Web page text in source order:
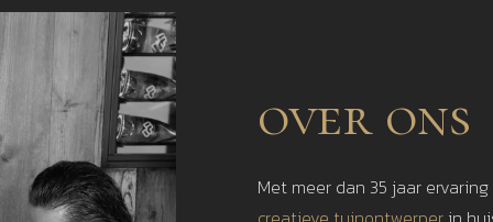
over ons
Met meer dan 35 jaar